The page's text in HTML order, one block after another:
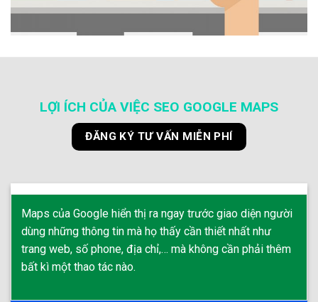
LỢI ÍCH CỦA VIỆC SEO GOOGLE MAPS
ĐĂNG KÝ TƯ VẤN MIỄN PHÍ
Maps của Google hiển thị ra ngay trước giao diện người
dùng những thông tin mà họ thấy cần thiết nhất như
trang web, số phone, địa chỉ,… mà không cần phải thêm
bất kì một thao tác nào.